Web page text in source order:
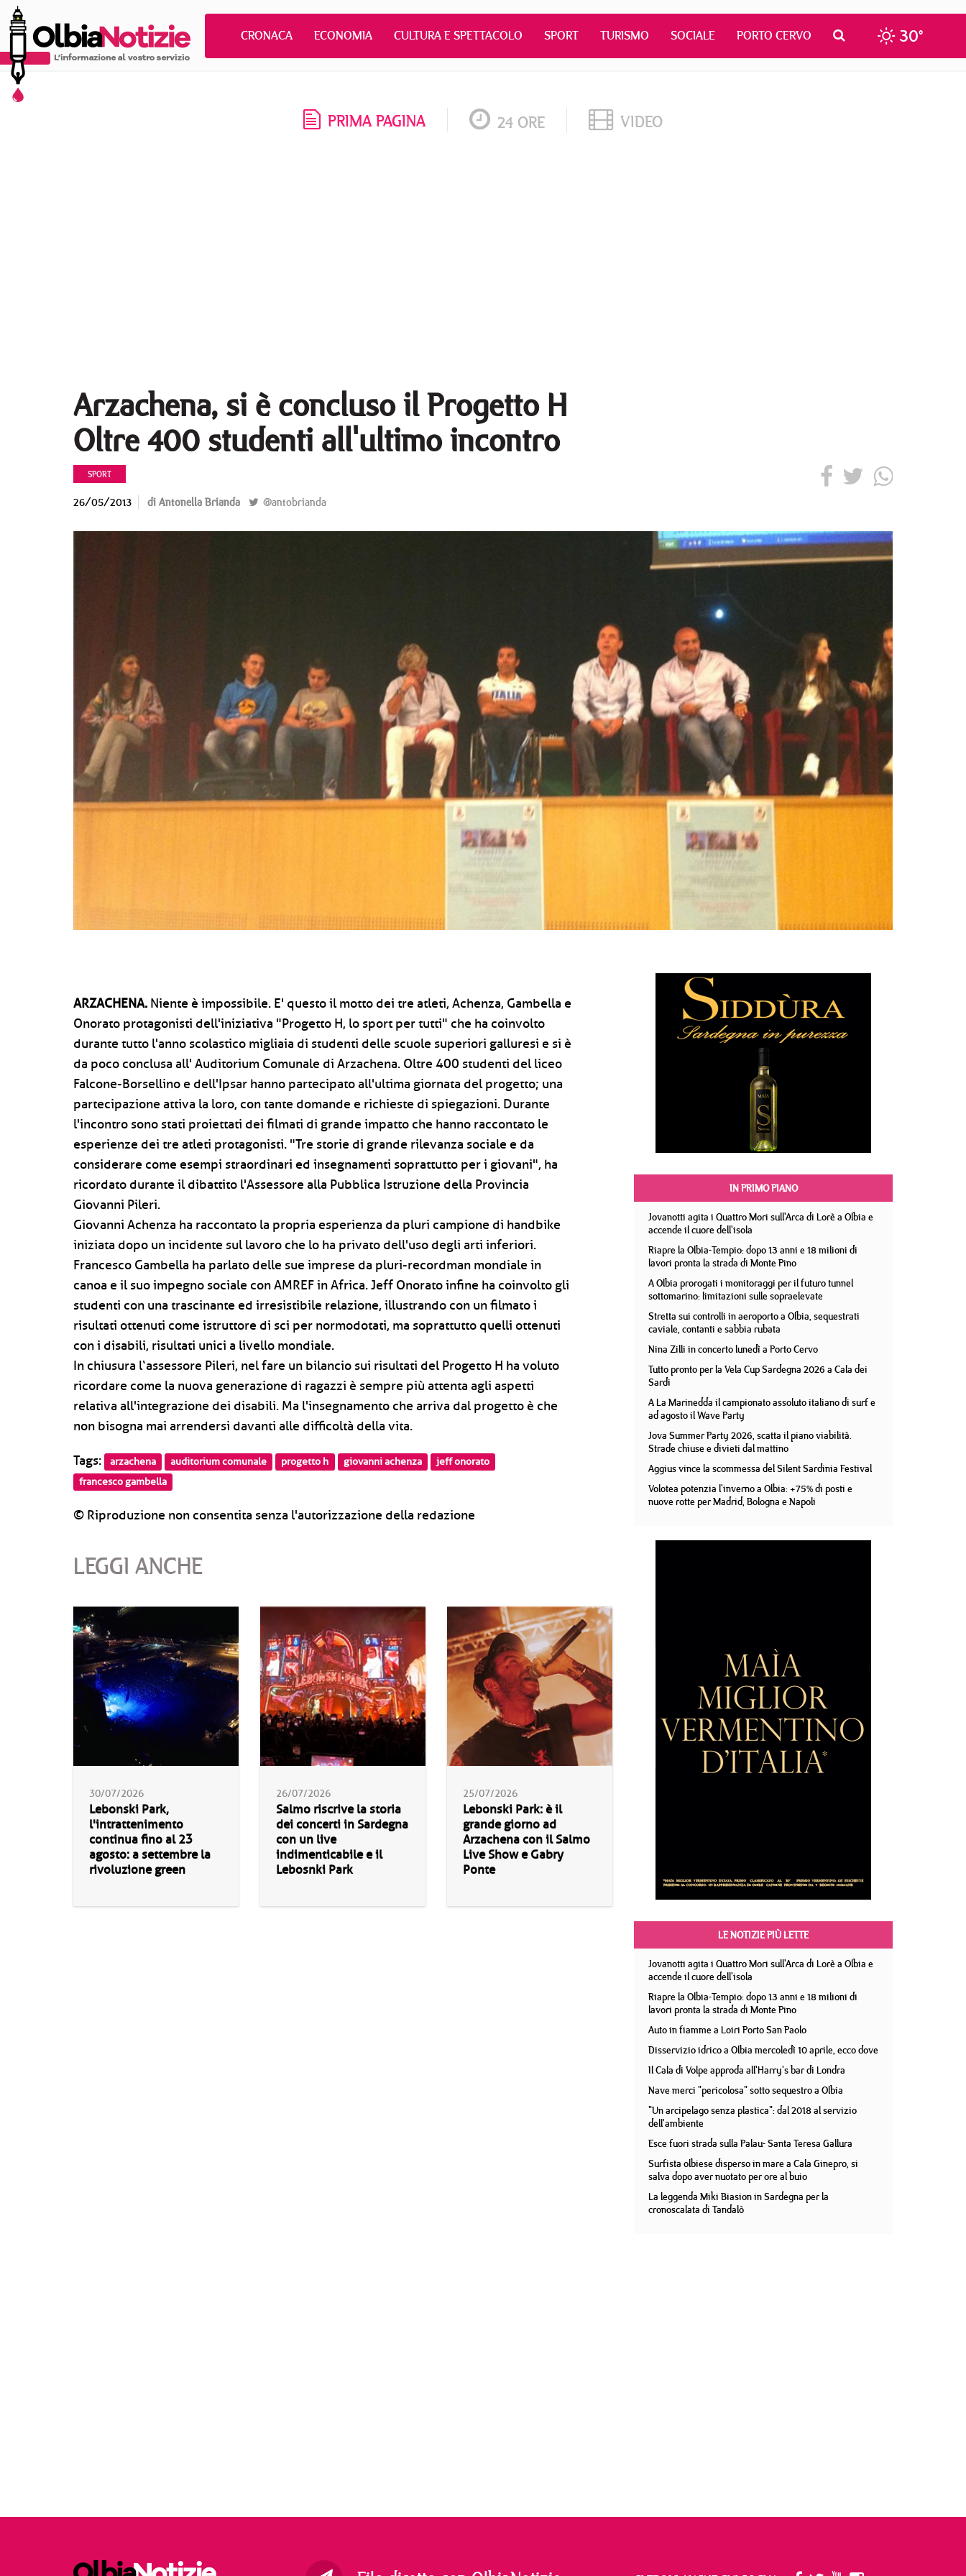
CRONACA ECONOMIA CULTURA E SPETTACOLO SPORT TURISMO SOCIALE PORTO CERVO 30°
PRIMA PAGINA 24 ORE VIDEO
Arzachena, si è concluso il Progetto H
Oltre 400 studenti all'ultimo incontro
SPORT
26/05/2013 di Antonella Brianda @antobrianda
ARZACHENA. Niente è impossibile. E' questo il motto dei tre atleti, Achenza, Gambella e
Onorato protagonisti dell'iniziativa "Progetto H, lo sport per tutti" che ha coinvolto
durante tutto l'anno scolastico migliaia di studenti delle scuole superiori galluresi e si è
da poco conclusa all' Auditorium Comunale di Arzachena. Oltre 400 studenti del liceo
Falcone-Borsellino e dell'Ipsar hanno partecipato all'ultima giornata del progetto; una
partecipazione attiva la loro, con tante domande e richieste di spiegazioni. Durante
l'incontro sono stati proiettati dei filmati di grande impatto che hanno raccontato le
esperienze dei tre atleti protagonisti. "Tre storie di grande rilevanza sociale e da
considerare come esempi straordinari ed insegnamenti soprattutto per i giovani", ha
ricordato durante il dibattito l'Assessore alla Pubblica Istruzione della Provincia
Giovanni Pileri.
Giovanni Achenza ha raccontato la propria esperienza da pluri campione di handbike
iniziata dopo un incidente sul lavoro che lo ha privato dell'uso degli arti inferiori.
Francesco Gambella ha parlato delle sue imprese da pluri-recordman mondiale in
canoa e il suo impegno sociale con AMREF in Africa. Jeff Onorato infine ha coinvolto gli
studenti con una trascinante ed irresistibile relazione, illustrando con un filmato i
risultati ottenuti come istruttore di sci per normodotati, ma soprattutto quelli ottenuti
con i disabili, risultati unici a livello mondiale.
In chiusura l‘assessore Pileri, nel fare un bilancio sui risultati del Progetto H ha voluto
ricordare come la nuova generazione di ragazzi è sempre più attenta agli aspetti
relativa all'integrazione dei disabili. Ma l'insegnamento che arriva dal progetto è che
non bisogna mai arrendersi davanti alle difficoltà della vita.
Tags: arzachena auditorium comunale progetto h giovanni achenza
jeff onorato
francesco gambella
© Riproduzione non consentita senza l'autorizzazione della redazione
LEGGI ANCHE
30/07/2026
Lebonski Park,
l'intrattenimento
continua fino al 23
agosto: a settembre la
rivoluzione green
26/07/2026
Salmo riscrive la storia
dei concerti in Sardegna
con un live
indimenticabile e il
Lebosnki Park
25/07/2026
Lebonski Park: è il
grande giorno ad
Arzachena con il Salmo
Live Show e Gabry
Ponte
IN PRIMO PIANO
Jovanotti agita i Quattro Mori sull'Arca di Lorè a Olbia e
accende il cuore dell'isola
Riapre la Olbia-Tempio: dopo 13 anni e 18 milioni di
lavori pronta la strada di Monte Pino
A Olbia prorogati i monitoraggi per il futuro tunnel
sottomarino: limitazioni sulle sopraelevate
Stretta sui controlli in aeroporto a Olbia, sequestrati
caviale, contanti e sabbia rubata
Nina Zilli in concerto lunedì a Porto Cervo
Tutto pronto per la Vela Cup Sardegna 2026 a Cala dei
Sardi
A La Marinedda il campionato assoluto italiano di surf e
ad agosto il Wave Party
Jova Summer Party 2026, scatta il piano viabilità.
Strade chiuse e divieti dal mattino
Aggius vince la scommessa del Silent Sardinia Festival
Volotea potenzia l'inverno a Olbia: +75% di posti e
nuove rotte per Madrid, Bologna e Napoli
LE NOTIZIE PIÙ LETTE
Jovanotti agita i Quattro Mori sull'Arca di Lorè a Olbia e
accende il cuore dell'isola
Riapre la Olbia-Tempio: dopo 13 anni e 18 milioni di
lavori pronta la strada di Monte Pino
Auto in fiamme a Loiri Porto San Paolo
Disservizio idrico a Olbia mercoledì 10 aprile, ecco dove
Il Cala di Volpe approda all'Harry's bar di Londra
Nave merci "pericolosa" sotto sequestro a Olbia
"Un arcipelago senza plastica": dal 2018 al servizio
dell'ambiente
Esce fuori strada sulla Palau- Santa Teresa Gallura
Surfista olbiese disperso in mare a Cala Ginepro, si
salva dopo aver nuotato per ore al buio
La leggenda Miki Biasion in Sardegna per la
cronoscalata di Tandalò